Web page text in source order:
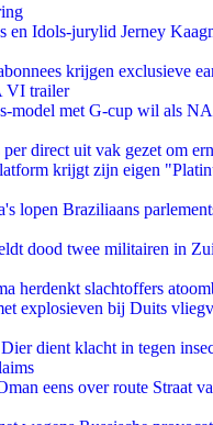
en Idols-jurylid Jerney
krijgen exclusieve
VI trailer
model met G-cup wil als
per direct uit vak gezet om
krijgt zijn eigen
lopen Braziliaans
dood twee militairen in
herdenkt slachtoffers
explosieven bij Duits
dient klacht in tegen
eens over route Straat